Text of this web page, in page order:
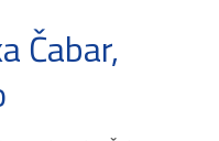
Čabar,